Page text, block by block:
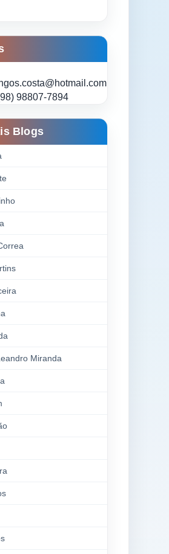
98807-7894
Blogs
Miranda